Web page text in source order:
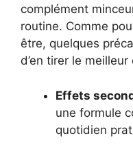
complément
routine. Comme
être, quelques
d’en tirer le
Effets
une formule
quotidien